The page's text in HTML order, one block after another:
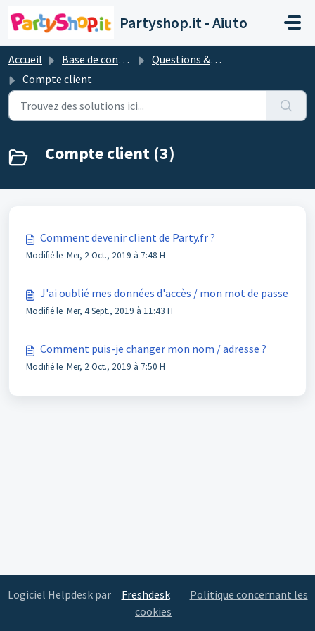
Partyshop.it - Aiuto
Accueil Base de connaissances
Questions & réponses les plus importantes
Compte client
Compte client (3)
Comment devenir client de Party.fr ?
Modifié le Mer, 2 Oct., 2019 à 7:48 H
J'ai oublié mes données d'accès / mon mot de passe
Modifié le Mer, 4 Sept., 2019 à 11:43 H
Comment puis-je changer mon nom / adresse ?
Modifié le Mer, 2 Oct., 2019 à 7:50 H
Logiciel Helpdesk par Freshdesk
Politique concernant les
cookies